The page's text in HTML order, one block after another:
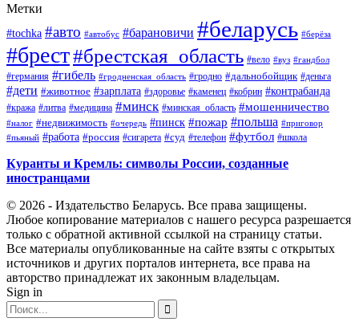
Метки
#tochka #авто #автобус #барановичи #беларусь #берёза
#брест#брестская_область #вело #вуз #гандбол
#германия #гибель #гродненская_область #гродно #дальнобойщик #деньга
#дети #животное #зарплата #здоровье #каменец #кобрин #контрабанда
#кража #литва #медицина #минск #минская_область #мошенничество
#налог #недвижимость #очередь #пинск #пожар #польша #приговор
#пьяный #работа #россия #сигарета #суд #телефон #футбол #школа
Куранты и Кремль: символы России, созданные
иностранцами
© 2026 - Издательство Беларусь. Все права защищены.
Любое копирование материалов с нашего ресурса разрешается
только с обратной активной ссылкой на страницу статьи.
Все материалы опубликованные на сайте взяты с открытых
источников и других порталов интернета, все права на
авторство принадлежат их законным владельцам.
Sign in